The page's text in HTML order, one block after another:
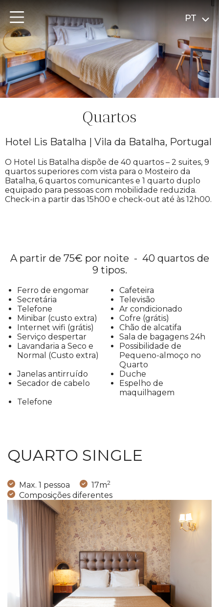
PT
Quartos
Hotel Lis Batalha | Vila da Batalha, Portugal
O Hotel Lis Batalha dispõe de 40 quartos – 2 suites, 9
quartos superiores com vista para o Mosteiro da
Batalha, 6 quartos comunicantes e 1 quarto duplo
equipado para pessoas com mobilidade reduzida.
Check-in a partir das 15h00 e check-out até às 12h00.
A partir de 75€ por noite - 40 quartos de
9 tipos.
Ferro de engomar
Cafeteira
Secretária
Televisão
Telefone
Ar condicionado
Minibar (custo extra)
Cofre (grátis)
Internet wifi (grátis)
Chão de alcatifa
Serviço despertar
Sala de bagagens 24h
Lavandaria a Seco e
Normal (Custo extra)
Possibilidade de
Pequeno-almoço no
Quarto
Janelas antirruído
Duche
Secador de cabelo
Espelho de
maquilhagem
Telefone
QUARTO SINGLE
Max. 1 pessoa 17m2
Composições diferentes